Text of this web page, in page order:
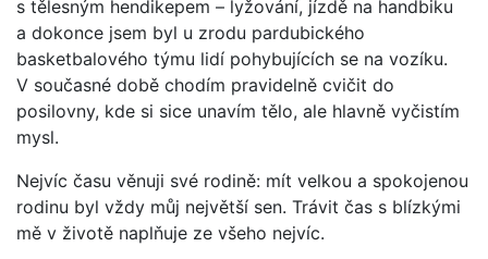
s tělesným hendikepem – lyžování, jízdě na handbiku
a dokonce jsem byl u zrodu pardubického
basketbalového týmu lidí pohybujících se na vozíku.
V současné době chodím pravidelně cvičit do
posilovny, kde si sice unavím tělo, ale hlavně vyčistím
mysl.
Nejvíc času věnuji své rodině: mít velkou a spokojenou
rodinu byl vždy můj největší sen. Trávit čas s blízkými
mě v životě naplňuje ze všeho nejvíc.